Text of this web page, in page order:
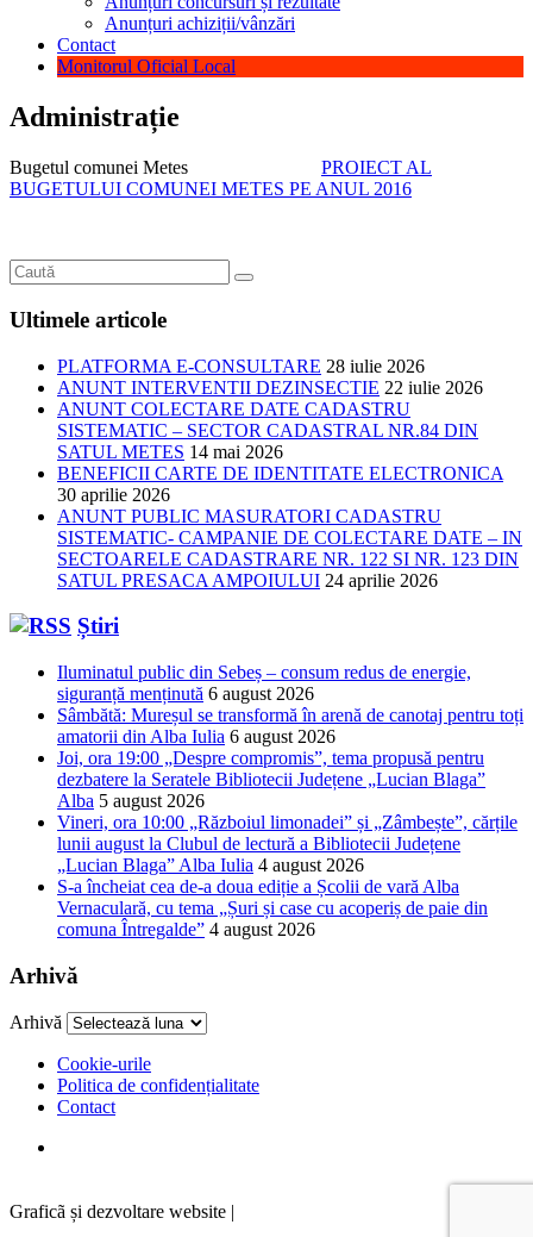
Anunțuri achiziții/vânzări
Contact
Monitorul Oficial Local
Administrație
Bugetul comunei Metes PROIECT AL
BUGETULUI COMUNEI METES PE ANUL 2016
Ultimele articole
PLATFORMA E-CONSULTARE 28 iulie 2026
ANUNT INTERVENTII DEZINSECTIE 22 iulie 2026
ANUNT COLECTARE DATE CADASTRU
SISTEMATIC – SECTOR CADASTRAL NR.84 DIN
SATUL METES 14 mai 2026
BENEFICII CARTE DE IDENTITATE ELECTRONICA
30 aprilie 2026
ANUNT PUBLIC MASURATORI CADASTRU
SISTEMATIC- CAMPANIE DE COLECTARE DATE – IN
SECTOARELE CADASTRARE NR. 122 SI NR. 123 DIN
SATUL PRESACA AMPOIULUI 24 aprilie 2026
Știri
Iluminatul public din Sebeș – consum redus de energie,
siguranță menținută 6 august 2026
Sâmbătă: Mureșul se transformă în arenă de canotaj pentru toți
amatorii din Alba Iulia 6 august 2026
Joi, ora 19:00 „Despre compromis”, tema propusă pentru
dezbatere la Seratele Bibliotecii Județene „Lucian Blaga”
Alba 5 august 2026
Vineri, ora 10:00 „Războiul limonadei” și „Zâmbește”, cărțile
lunii august la Clubul de lectură a Bibliotecii Județene
„Lucian Blaga” Alba Iulia 4 august 2026
S-a încheiat cea de-a doua ediție a Școlii de vară Alba
Vernaculară, cu tema „Șuri și case cu acoperiș de paie din
comuna Întregalde” 4 august 2026
Arhivă
Arhivă
Cookie-urile
Politica de confidențialitate
Contact
Graficã și dezvoltare website |